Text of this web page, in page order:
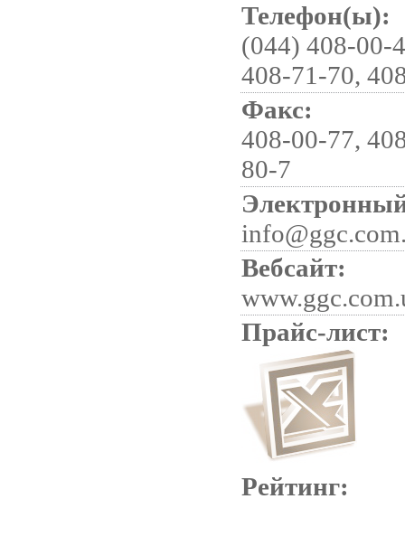
Телефон(ы):
(044) 408-00-
408-71-70,
Факс:
408-00-77,
80-7
Вебсайт:
Прайс-лист:
Рейтинг: